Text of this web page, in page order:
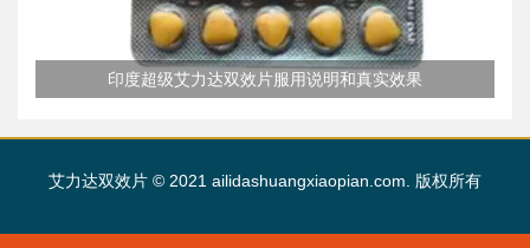
印度超级艾力达双效片服用说明和真实效果
艾力达双效片 © 2021 ailidashuangxiaopian.com. 版权所有